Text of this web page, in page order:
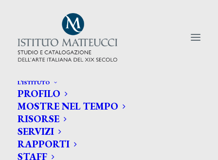
L’ISTITUTO
PROFILO
MOSTRE NEL TEMPO
RISORSE
SERVIZI
RAPPORTI
STAFF
CERCA TRA GLI ARTISTI:
Search
for: